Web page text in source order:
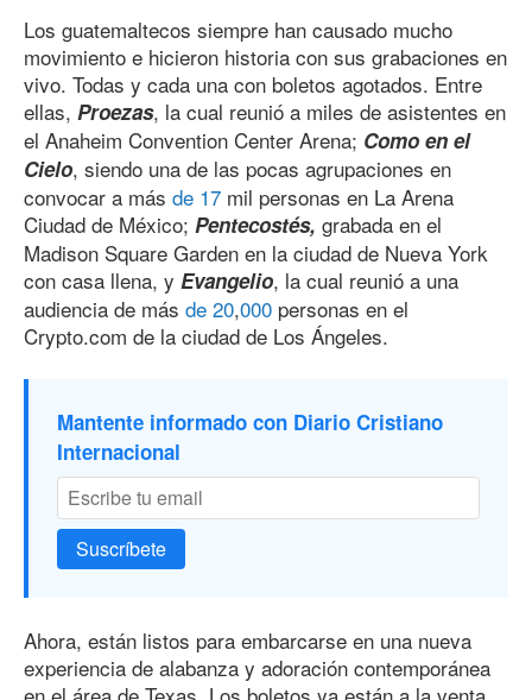
Los guatemaltecos siempre han causado mucho
movimiento e hicieron historia con sus grabaciones en
vivo. Todas y cada una con boletos agotados. Entre
ellas, Proezas, la cual reunió a miles de asistentes en
el Anaheim Convention Center Arena; Como en el
Cielo, siendo una de las pocas agrupaciones en
convocar a más de 17 mil personas en La Arena
Ciudad de México; Pentecostés, grabada en el
Madison Square Garden en la ciudad de Nueva York
con casa llena, y Evangelio, la cual reunió a una
audiencia de más de 20,000 personas en el
Crypto.com de la ciudad de Los Ángeles.
Mantente informado con Diario Cristiano
Internacional
Suscríbete
Ahora, están listos para embarcarse en una nueva
experiencia de alabanza y adoración contemporánea